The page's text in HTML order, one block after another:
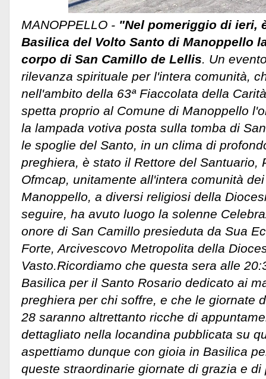
MANOPPELLO - "Nel pomeriggio di ieri,
Basilica del Volto Santo di Manoppello
corpo di San Camillo de Lellis . Un
rilevanza spirituale per l'intera comunità,
nell'ambito della 63ª Fiaccolata della
spetta proprio al Comune di Manoppello
la lampada votiva posta sulla tomba di
le spoglie del Santo, in un clima di
preghiera, è stato il Rettore del Santuario,
Ofmcap, unitamente all'intera comunità
Manoppello, a diversi religiosi della
seguire, ha avuto luogo la solenne
onore di San Camillo presieduta da Sua
Forte, Arcivescovo Metropolita della
Vasto.Ricordiamo che questa sera alle
Basilica per il Santo Rosario dedicato ai
preghiera per chi soffre, e che le giornate
28 saranno altrettanto ricche di
dettagliato nella locandina pubblicata su
aspettiamo dunque con gioia in Basilica
queste straordinarie giornate di grazia e